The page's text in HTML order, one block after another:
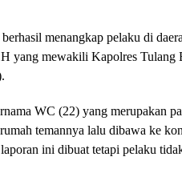
menangkap pelaku di
yang mewakili Kapolres Tulang
WC (22) yang merupakan
temannya lalu dibawa ke
ini dibuat tetapi pelaku